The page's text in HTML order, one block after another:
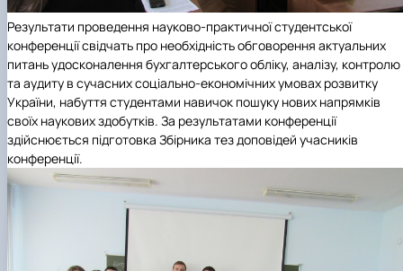
Результати проведення науково-практичної студентської
конференції свідчать про необхідність обговорення актуальних
питань удосконалення бухгалтерського обліку, аналізу, контролю
та аудиту в сучасних соціально-економічних умовах розвитку
України, набуття студентами навичок пошуку нових напрямків
своїх наукових здобутків. За результатами конференції
здійснюється підготовка Збірника тез доповідей учасників
конференції.